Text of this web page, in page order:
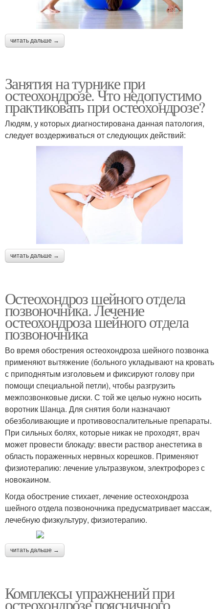
читать дальше →
Занятия на турнике при
остеохондрозе. Что недопустимо
практиковать при остеохондрозе?
Людям, у которых диагностирована данная патология,
следует воздерживаться от следующих действий:
читать дальше →
Остеохондроз шейного отдела
позвоночника. Лечение
остеохондроза шейного отдела
позвоночника
Во время обострения остеохондроза шейного позвонка
применяют вытяжение (больного укладывают на кровать
с приподнятым изголовьем и фиксируют голову при
помощи специальной петли), чтобы разгрузить
межпозвонковые диски. С той же целью нужно носить
воротник Шанца. Для снятия боли назначают
обезболивающие и противовоспалительные препараты.
При сильных болях, которые никак не проходят, врач
может провести блокаду: ввести раствор анестетика в
область пораженных нервных корешков. Применяют
физиотерапию: лечение ультразвуком, электрофорез с
новокаином.
Когда обострение стихает, лечение остеохондроза
шейного отдела позвоночника предусматривает массаж,
лечебную физкультуру, физиотерапию.
читать дальше →
Комплексы упражнений при
остеохондрозе поясничного